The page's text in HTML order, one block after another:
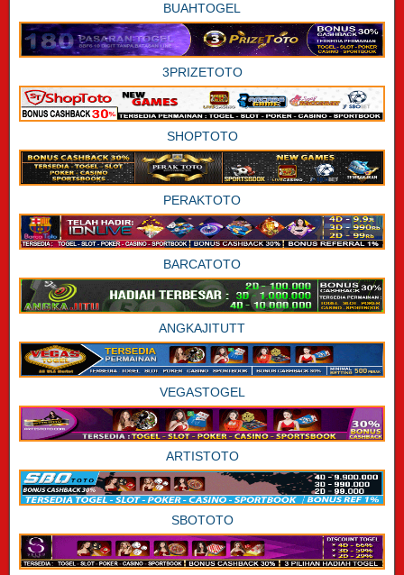
BUAHTOGEL
3PRIZETOTO
SHOPTOTO
PERAKTOTO
BARCATOTO
ANGKAJITUTT
VEGASTOGEL
ARTISTOTO
SBOTOTO